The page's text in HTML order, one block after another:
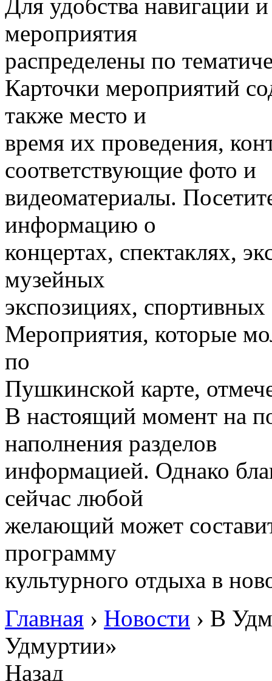
Для удобства навигации
мероприятия
распределены по
Карточки мероприятий
также место и
время их проведения,
соответствующие фото и
видеоматериалы.
информацию о
концертах, спектаклях,
музейных
экспозициях, спортивных
Мероприятия, которые
по
Пушкинской карте,
В настоящий момент на
наполнения разделов
информацией. Однако
сейчас любой
желающий может
программу
культурного отдыха в
Главная › Новости › В
Удмуртии»
Назад